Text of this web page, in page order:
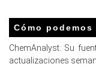
aumentó ya que
en la
inmediata.
¿Por qué cambió
Cómo podemos
ChemAnalyst: Su
actualizaciones